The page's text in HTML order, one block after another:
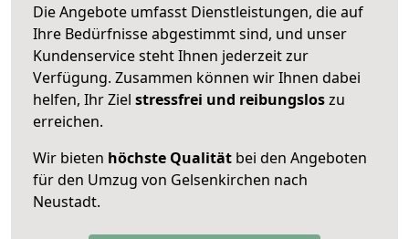
Die Angebote umfasst Dienstleistungen, die auf
Ihre Bedürfnisse abgestimmt sind, und unser
Kundenservice steht Ihnen jederzeit zur
Verfügung. Zusammen können wir Ihnen dabei
helfen, Ihr Ziel stressfrei und reibungsloszu
erreichen.
Wir bieten höchste Qualität bei den Angeboten
für den Umzug von Gelsenkirchen nach
Neustadt.